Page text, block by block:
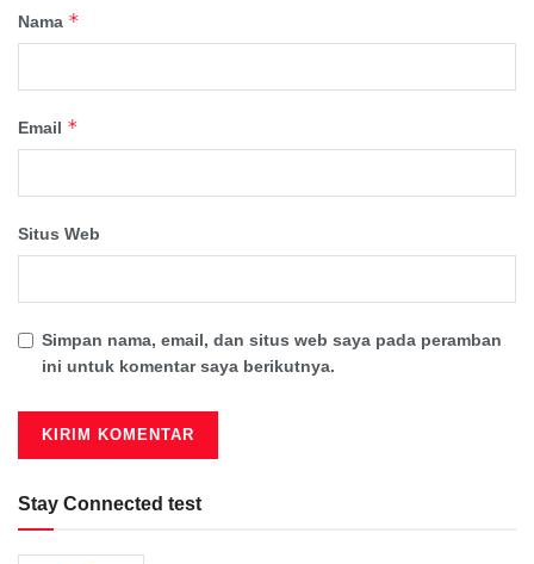
Nama *
Email *
Situs Web
Simpan nama, email, dan situs web saya pada peramban
ini untuk komentar saya berikutnya.
Stay Connected test